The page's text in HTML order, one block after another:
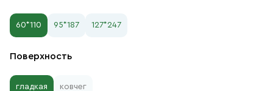
60*110 95*187 127*247
Поверхность
гладкая ковчег